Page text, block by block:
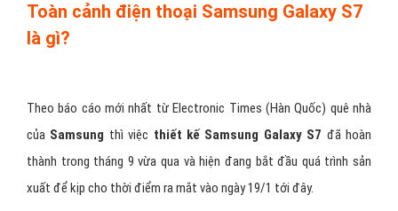
Toàn cảnh điện thoại Samsung Galaxy S7
là gì?
Theo báo cáo mới nhất từ Electronic Times (Hàn Quốc) quê nhà
của Samsung thì việc thiết kế Samsung Galaxy S7 đã hoàn
thành trong tháng 9 vừa qua và hiện đang bắt đầu quá trình sản
xuất để kịp cho thời điểm ra mắt vào ngày 19/1 tới đây.